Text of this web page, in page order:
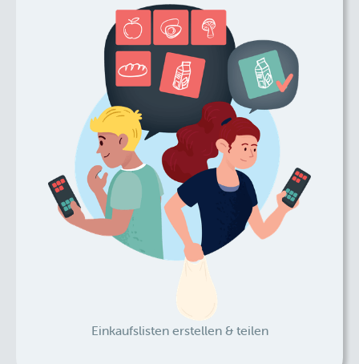
Einkaufslisten erstellen & teilen